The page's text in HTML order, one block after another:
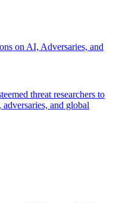
on AI, Adversaries, and
threat researchers to
and global